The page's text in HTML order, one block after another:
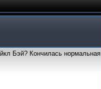
Бэй? Кончилась нормальная